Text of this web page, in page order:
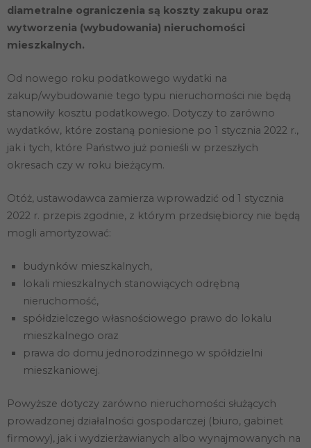
diametralne ograniczenia są koszty zakupu oraz
wytworzenia (wybudowania) nieruchomości
mieszkalnych.
Od nowego roku podatkowego wydatki na
zakup/wybudowanie tego typu nieruchomości nie będą
stanowiły kosztu podatkowego. Dotyczy to zarówno
wydatków, które zostaną poniesione po 1 stycznia 2022 r.,
jak i tych, które Państwo już ponieśli w przeszłych
okresach czy w roku bieżącym.
Otóż, ustawodawca zamierza wprowadzić od 1 stycznia
2022 r. przepis zgodnie, z którym przedsiębiorcy nie będą
mogli amortyzować:
budynków mieszkalnych,
lokali mieszkalnych stanowiących odrębną
nieruchomość,
spółdzielczego własnościowego prawo do lokalu
mieszkalnego oraz
prawa do domu jednorodzinnego w spółdzielni
mieszkaniowej.
Powyższe dotyczy zarówno nieruchomości służących
prowadzonej działalności gospodarczej (biuro, gabinet
firmowy), jak i wydzierżawianych albo wynajmowanych na